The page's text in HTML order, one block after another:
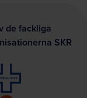
de fackliga
SKR